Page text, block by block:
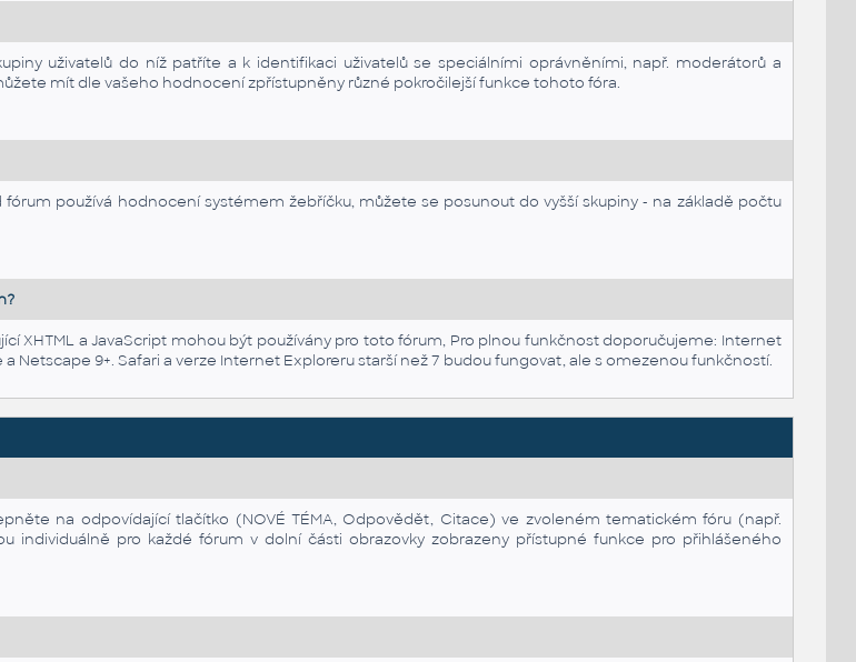
uživatelů do níž patříte a k identifikaci uživatelů se speciálními oprávněními, např. moderátorů a
mít dle vašeho hodnocení zpřístupněny různé pokročilejší funkce tohoto fóra.
používá hodnocení systémem žebříčku, můžete se posunout do vyšší skupiny - na základě počtu
XHTML a JavaScript mohou být používány pro toto fórum, Pro plnou funkčnost doporučujeme: Internet
Netscape 9+. Safari a verze Internet Exploreru starší než 7 budou fungovat, ale s omezenou funkčností.
na odpovídající tlačítko (NOVÉ TÉMA, Odpovědět, Citace) ve zvoleném tematickém fóru (např.
individuálně pro každé fórum v dolní části obrazovky zobrazeny přístupné funkce pro přihlášeného